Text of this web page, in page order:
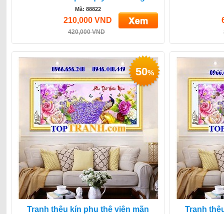
Mã: 88822
210,000 VND
420,000 VND
Tranh thêu kín phu thê viên mãn
50%
Tranh